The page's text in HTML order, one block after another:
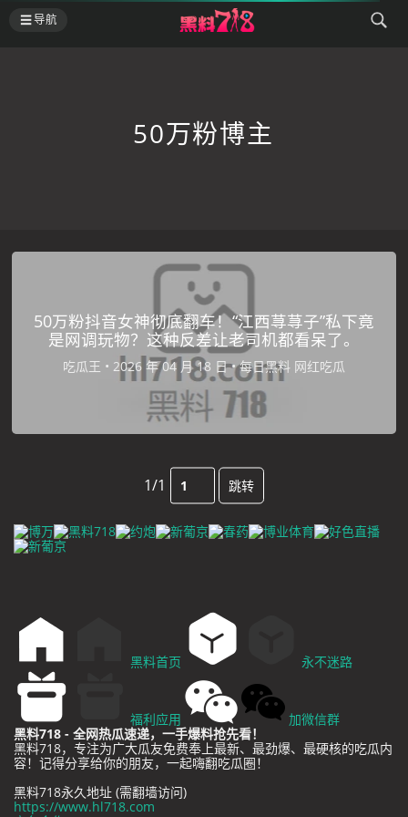
导航
50万粉博主
50万粉抖音女神彻底翻车！“江西荨荨子”私下竟
是网调玩物？这种反差让老司机都看呆了。
吃瓜王 • •每日黑料 网红吃瓜
1/1 跳转
黑料首页 永不迷路
福利应用
加微信群
黑料718 - 全网热瓜速递，一手爆料抢先看！
黑料718，专注为广大瓜友免费奉上最新、最劲爆、最硬核的吃瓜内
容！记得分享给你的朋友，一起嗨翻吃瓜圈！
黑料718永久地址 (需翻墙访问)
https://www.hl718.com